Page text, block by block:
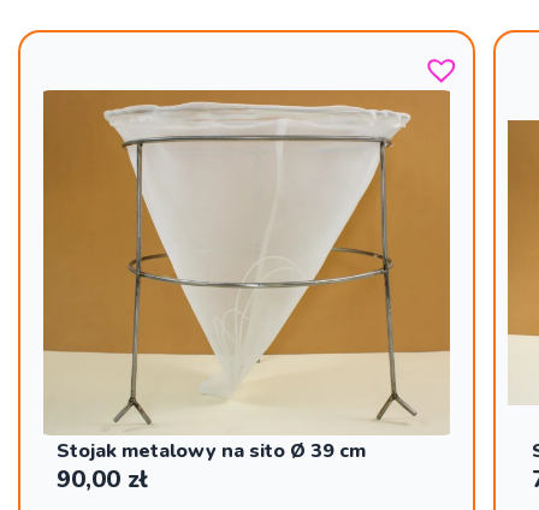
Stojak metalowy na sito Ø 39 cm
90,00 zł